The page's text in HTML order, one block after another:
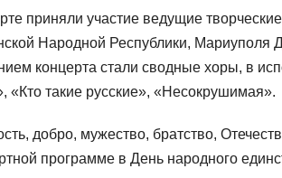
приняли участие ведущие
Народной Республики,
концерта стали сводные хоры, в
«Кто такие русские», «Несокрушимая».
добро, мужество, братство,
программе в День народного